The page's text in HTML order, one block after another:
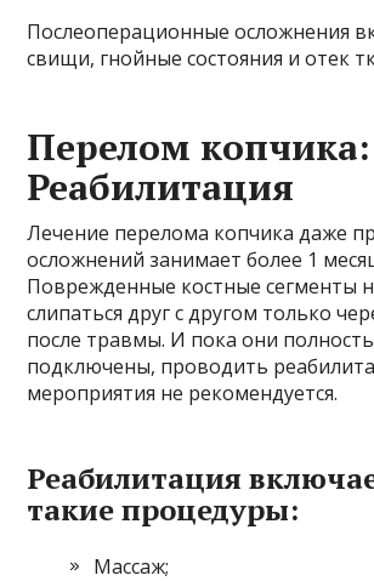
Послеоперационные осложнения
свищи, гнойные состояния и отек
Перелом копчика:
Реабилитация
Лечение перелома копчика даже
осложнений занимает более 1
Поврежденные костные сегменты
слипаться друг с другом только
после травмы. И пока они
подключены, проводить
мероприятия не рекомендуется.
Реабилитация
такие процедуры:
Массаж;